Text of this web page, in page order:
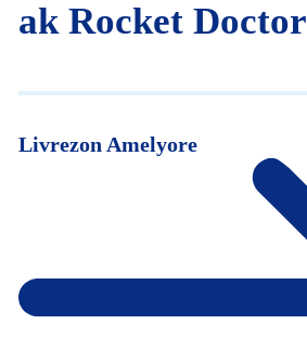
ak Rocket Doctor
Livrezon Amelyore